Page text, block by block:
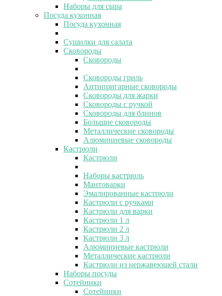
Наборы для сыра
Посуда кухонная
Посуда кухонная
Сушилки для салата
Сковороды
Сковороды
Сковороды гриль
Антипригарные сковороды
Сковороды для жарки
Сковороды с ручкой
Сковороды для блинов
Большие сковороды
Металлические сковороды
Алюминиевые сковороды
Кастрюли
Кастрюли
Наборы кастрюль
Мантоварки
Эмалированные кастрюли
Кастрюли с ручками
Кастрюли для варки
Кастрюли 1 л
Кастрюли 2 л
Кастрюли 3 л
Алюминиевые кастрюли
Металлические кастрюли
Кастрюли из нержавеющей стали
Наборы посуды
Сотейники
Сотейники